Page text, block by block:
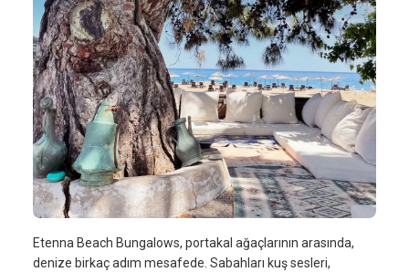
Etenna Beach Bungalows, portakal ağaçlarının arasında,
denize birkaç adım mesafede. Sabahları kuş sesleri,